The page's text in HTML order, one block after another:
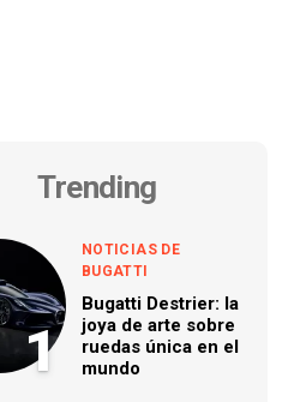
Trending
1
NOTICIAS DE
BUGATTI
Bugatti Destrier: la
joya de arte sobre
ruedas única en el
mundo